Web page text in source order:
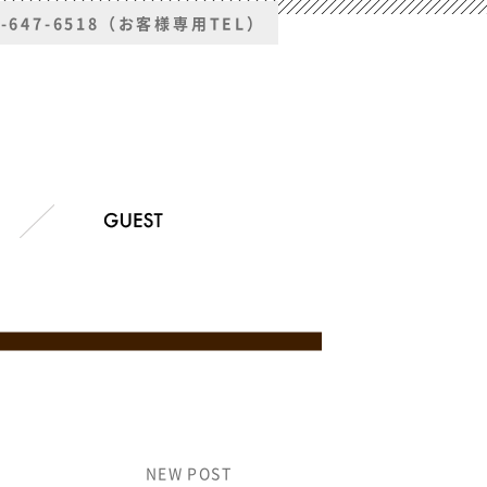
647-6518（お客様専用TEL）
NEW POST